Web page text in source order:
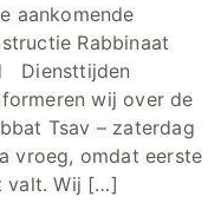
aankomende
Rabbinaat
Diensttijden
wij over de
Tsav – zaterdag
vroeg, omdat eerste
valt. Wij […]